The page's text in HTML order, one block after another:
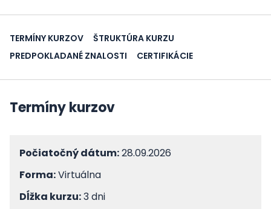
TERMÍNY KURZOV
ŠTRUKTÚRA KURZU
PREDPOKLADANÉ ZNALOSTI
CERTIFIKÁCIE
Termíny kurzov
Počiatočný dátum:28.09.2026
Forma:Virtuálna
Dĺžka kurzu:3 dni